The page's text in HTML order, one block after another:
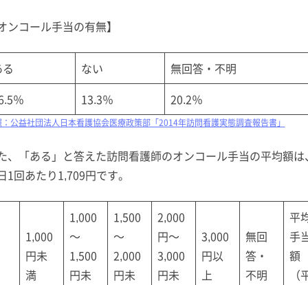
ンコール手当の有無】
ない
無回答・不明
％
13.3％ 20.2％
公益社団法人日本看護協会医療政策部「2014年訪問看護実態調査報告書」
、「ある」と答えた訪問看護師のオンコール手当の平均額は
1回あたり1,709円です。
1,000
円未
満
1,000
～
1,500
円未
1,500
～
2,000
円未
2,000
円～
3,000
円未
3,000
円以
上
無回
答・
不明
平
手
額
（